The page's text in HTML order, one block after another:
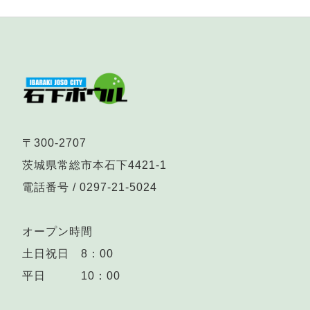
〒300-2707
茨城県常総市本石下4421-1
電話番号 / 0297-21-5024
オープン時間
土日祝日 8：00
平日 10：00